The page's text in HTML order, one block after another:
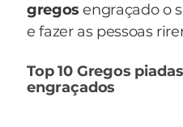
gregosengraçado o
e fazer as pessoas
Top 10 Gregos
engraçados